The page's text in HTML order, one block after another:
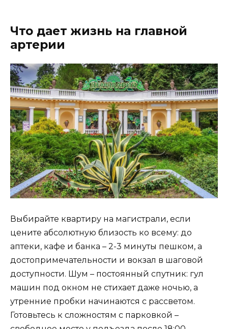
Что дает жизнь на главной
артерии
Выбирайте квартиру на магистрали, если
цените абсолютную близость ко всему: до
аптеки, кафе и банка – 2-3 минуты пешком, а
достопримечательности и вокзал в шаговой
доступности. Шум – постоянный спутник: гул
машин под окном не стихает даже ночью, а
утренние пробки начинаются с рассветом.
Готовьтесь к сложностям с парковкой –